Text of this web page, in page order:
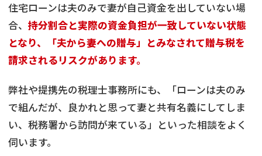
住宅ローンは夫のみで妻が自己資金を出していない場
合、 持分割合と実際の資金負担が一致していない状態
となり、「夫から妻への贈与」とみなされて贈与税を
請求されるリスクがあります。
弊社や提携先の税理士事務所にも、「ローンは夫のみ
で組んだが、良かれと思って妻と共有名義にしてしま
い、税務署から訪問が来ている」といった相談をよく
伺います。